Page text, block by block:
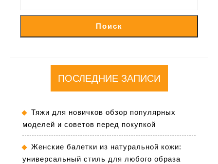
Поиск
ПОСЛЕДНИЕ ЗАПИСИ
Тяжи для новичков обзор популярных
моделей и советов перед покупкой
Женские балетки из натуральной кожи:
универсальный стиль для любого образа